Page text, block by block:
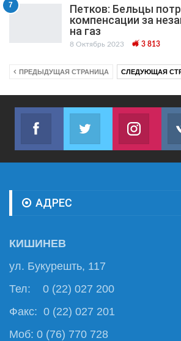
7
Петков: Бельцы
компенсации за
на газ
8 Октябрь 2023 3 813
ПРЕДЫДУЩАЯ СТРАНИЦА СЛЕДУЮЩАЯ
Facebook
Join us on Facebook
Twitter
Join us on TwitterJoin
АДРЕС
КИШИНЕВ
ул. Букурешть, 117
Тел: 0 (22) 027 200
Факс: 0 (22) 027 201
Моб: 0 (76) 770 728